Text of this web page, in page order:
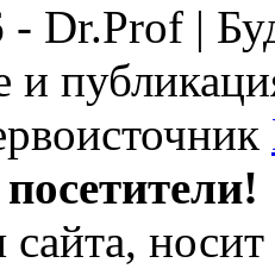
Dr.Prof |
и
носит